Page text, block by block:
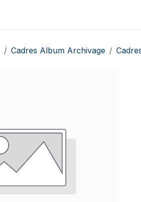
Cadres Album Archivage